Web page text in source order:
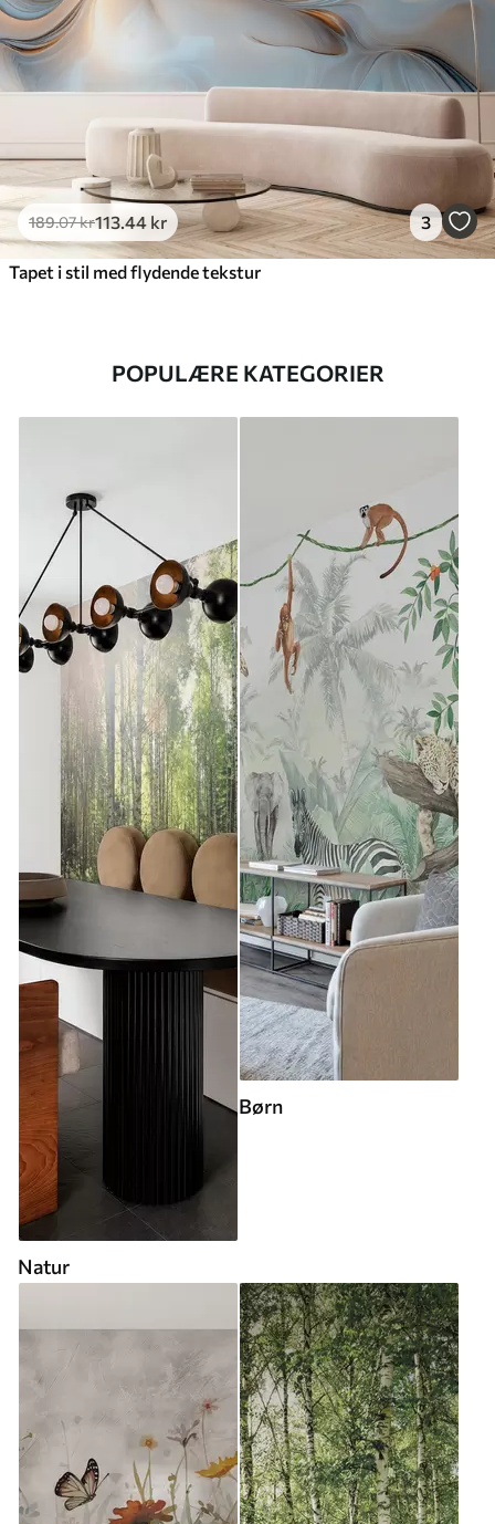
189.07kr113.44 kr 3
Tapet i stil med flydende tekstur
POPULÆRE KATEGORIER
Natur
Børn